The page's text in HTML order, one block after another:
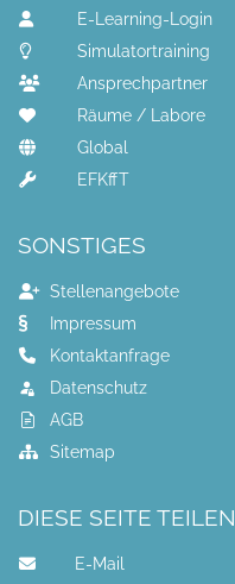
E-Learning-Login
Simulatortraining
Ansprechpartner
Räume / Labore
Global
EFKffT
SONSTIGES
Stellenangebote
Impressum
Kontaktanfrage
Datenschutz
AGB
Sitemap
DIESE SEITE TEILEN
E-Mail